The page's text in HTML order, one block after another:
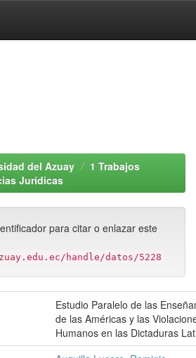
del Azuay
1 Trabajos
Jurídicas
para citar o enlazar este
handle/datos/5228
Estudio Paralelo de las
de las Américas y las
Humanos en las Dictaduras